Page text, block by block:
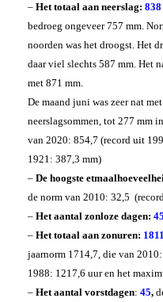
– Het totaal aan neerslag: 838
bedroeg ongeveer 757 mm.
noorden was het droogst. Het
daar viel slechts 587 mm. Het
met 871 mm.
De maand juni was zeer nat
neerslagsommen, tot 277 mm
van 2020: 854,7 (record uit
1921: 387,3 mm)
– De hoogste
de norm van 2010: 32,5
– Het aantal zonloze dagen: 45
– Het totaal aan zonuren:
jaarnorm 1714,7, die van
1988: 1217,6 uur en het
– Het aantal vorstdagen: 45,